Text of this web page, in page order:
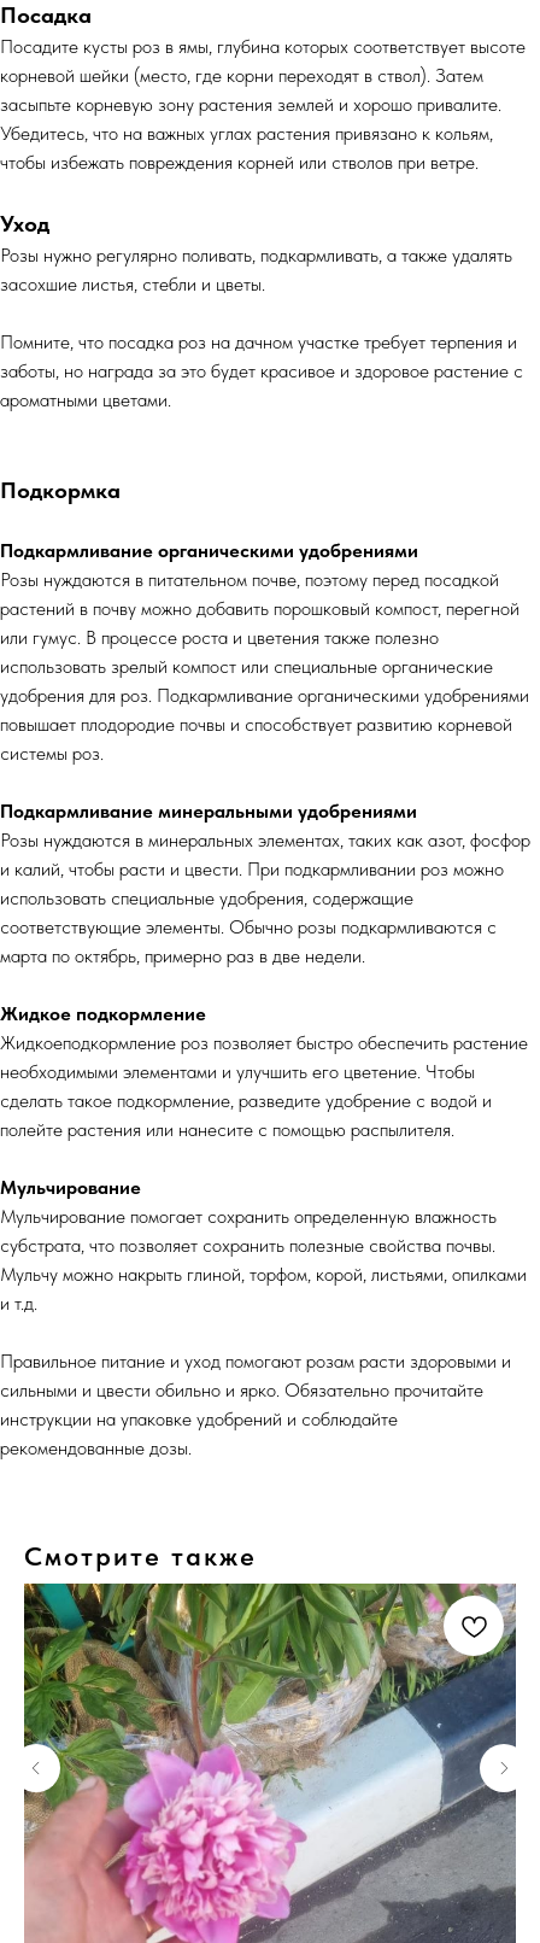
Посадка
Посадите кусты роз в ямы, глубина которых соответствует высоте
корневой шейки (место, где корни переходят в ствол). Затем
засыпьте корневую зону растения землей и хорошо привалите.
Убедитесь, что на важных углах растения привязано к кольям,
чтобы избежать повреждения корней или стволов при ветре.
Уход
Розы нужно регулярно поливать, подкармливать, а также удалять
засохшие листья, стебли и цветы.
Помните, что посадка роз на дачном участке требует терпения и
заботы, но награда за это будет красивое и здоровое растение с
ароматными цветами.
Подкормка
Подкармливание органическими удобрениями
Розы нуждаются в питательном почве, поэтому перед посадкой
растений в почву можно добавить порошковый компост, перегной
или гумус. В процессе роста и цветения также полезно
использовать зрелый компост или специальные органические
удобрения для роз. Подкармливание органическими удобрениями
повышает плодородие почвы и способствует развитию корневой
системы роз.
Подкармливание минеральными удобрениями
Розы нуждаются в минеральных элементах, таких как азот, фосфор
и калий, чтобы расти и цвести. При подкармливании роз можно
использовать специальные удобрения, содержащие
соответствующие элементы. Обычно розы подкармливаются с
марта по октябрь, примерно раз в две недели.
Жидкое подкормление
Жидкоеподкормление роз позволяет быстро обеспечить растение
необходимыми элементами и улучшить его цветение. Чтобы
сделать такое подкормление, разведите удобрение с водой и
полейте растения или нанесите с помощью распылителя.
Мульчирование
Мульчирование помогает сохранить определенную влажность
субстрата, что позволяет сохранить полезные свойства почвы.
Мульчу можно накрыть глиной, торфом, корой, листьями, опилками
и т.д.
Правильное питание и уход помогают розам расти здоровыми и
сильными и цвести обильно и ярко. Обязательно прочитайте
инструкции на упаковке удобрений и соблюдайте
рекомендованные дозы.
Смотрите также